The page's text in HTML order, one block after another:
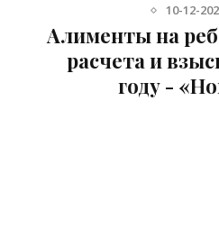
10-12-
Алименты на
расчета и
году -